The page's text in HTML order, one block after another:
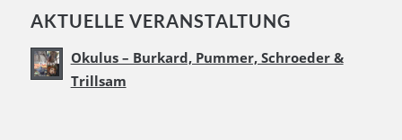
AKTUELLE VERANSTALTUNG
Okulus – Burkard, Pummer, Schroeder &
Trillsam